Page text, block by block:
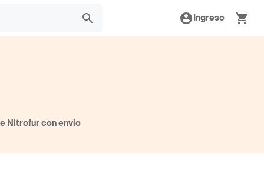
Ingreso
Nitrofur con envío